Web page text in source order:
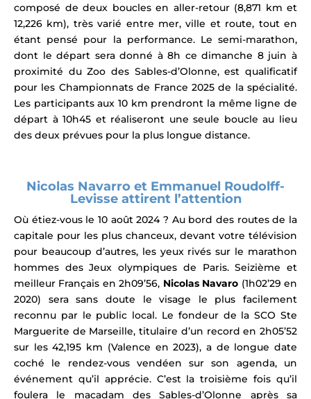
composé de deux boucles en aller-retour (8,871 km et
12,226 km), très varié entre mer, ville et route, tout en
étant pensé pour la performance. Le semi-marathon,
dont le départ sera donné à 8h ce dimanche 8 juin à
proximité du Zoo des Sables-d’Olonne, est qualificatif
pour les Championnats de France 2025 de la spécialité.
Les participants aux 10 km prendront la même ligne de
départ à 10h45 et réaliseront une seule boucle au lieu
des deux prévues pour la plus longue distance.
Nicolas Navarro et Emmanuel Roudolff-
Levisse attirent l’attention
Où étiez-vous le 10 août 2024 ? Au bord des routes de la
capitale pour les plus chanceux, devant votre télévision
pour beaucoup d’autres, les yeux rivés sur le marathon
hommes desJeux olympiques de Paris. Seizième et
meilleur Français en 2h09’56, Nicolas Navaro (1h02’29 en
2020) sera sans doute le visage le plus facilement
reconnu par le public local. Le fondeur de la SCO Ste
Marguerite de Marseille, titulaire d’un record en 2h05’52
sur les 42,195 km (Valence en 2023), a de longue date
coché le rendez-vous vendéen sur son agenda, un
événement qu’il apprécie. C’est la troisième fois qu’il
foulera le macadam des Sables-d’Olonne après sa